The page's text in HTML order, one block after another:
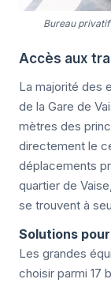
Bureau privatif
Accès aux
La majorité des
de la Gare de
mètres des
directement le
déplacements
quartier de
se trouvent à
Solutions
Les grandes
choisir parmi 17